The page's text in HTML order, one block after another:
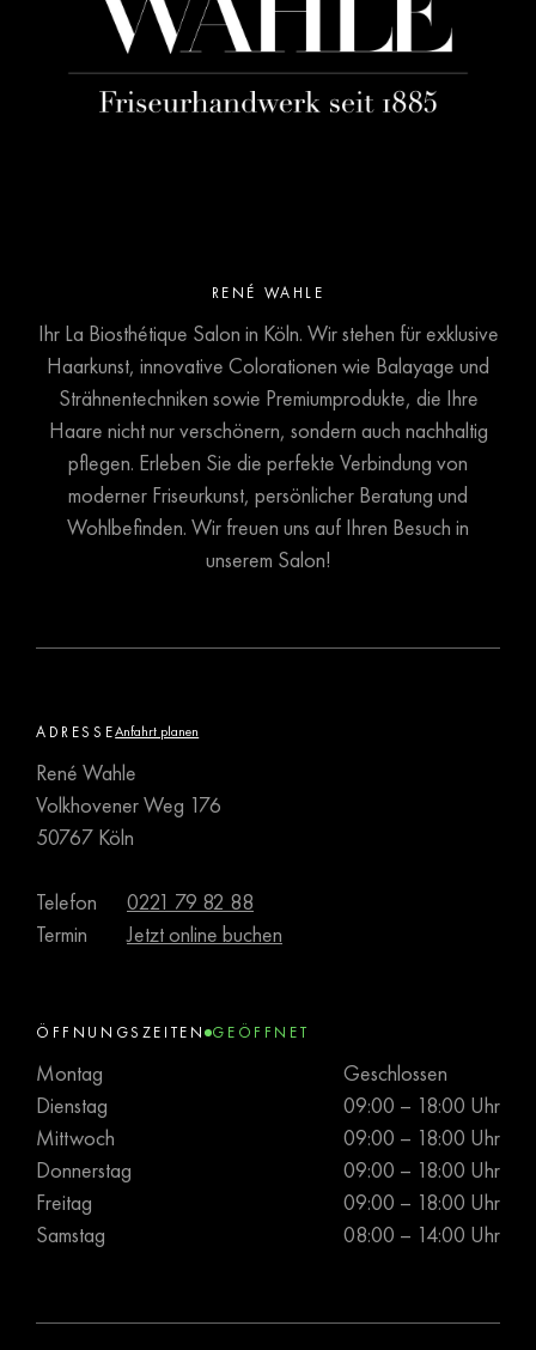
RENÉ WAHLE
Ihr La Biosthétique Salon in Köln. Wir stehen für exklusive
Haarkunst, innovative Colorationen wie Balayage und
Strähnentechniken sowie Premiumprodukte, die Ihre
Haare nicht nur verschönern, sondern auch nachhaltig
pflegen. Erleben Sie die perfekte Verbindung von
moderner Friseurkunst, persönlicher Beratung und
Wohlbefinden. Wir freuen uns auf Ihren Besuch in
unserem Salon!
ADRESSEAnfahrt planen
René Wahle
Volkhovener Weg 176
50767 Köln
Telefon
0221 79 82 88
Termin
Jetzt online buchen
ÖFFNUNGSZEITEN GEÖFFNET
Montag
Geschlossen
Dienstag
09:00 – 18:00 Uhr
Mittwoch
09:00 – 18:00 Uhr
Donnerstag
09:00 – 18:00 Uhr
Freitag
09:00 – 18:00 Uhr
Samstag
08:00 – 14:00 Uhr